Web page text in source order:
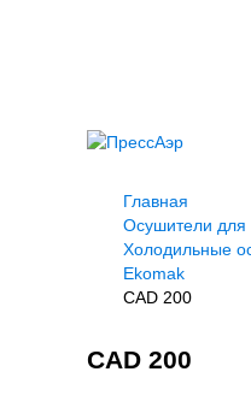
Главная
Осушители для
Холодильные
Ekomak
CAD 200
CAD 200